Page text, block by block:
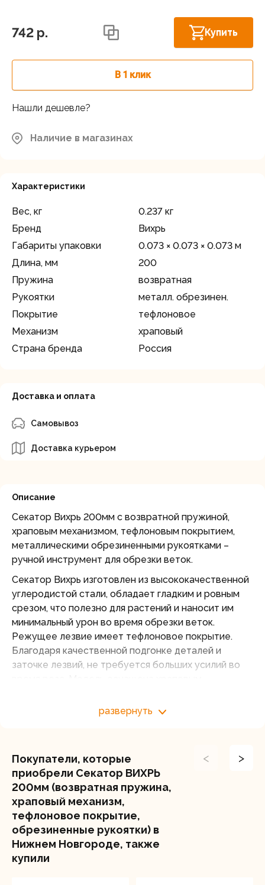
742 p. Купить
В 1 клик
Нашли дешевле?
Наличие в магазинах
Характеристики
Вес, кг
0.237 кг
Бренд
Вихрь
Габариты упаковки
0.073 × 0.073 × 0.073 м
Длина, мм
200
Пружина
возвратная
Рукоятки
металл. обрезинен.
Покрытие
тефлоновое
Механизм
храповый
Страна бренда
Россия
Доставка и оплата
Самовывоз
Доставка курьером
Описание
Секатор Вихрь 200мм с возвратной пружиной,
храповым механизмом, тефлоновым покрытием,
металлическими обрезиненными рукоятками –
ручной инструмент для обрезки веток.
Секатор Вихрь изготовлен из высококачественной
углеродистой стали, обладает гладким и ровным
срезом, что полезно для растений и наносит им
минимальный урон во время обрезки веток.
Режущее лезвие имеет тефлоновое покрытие.
Благодаря качественной подгонке деталей и
заточке лезвий, не требуется больших усилий во
ветки обрезать с минимальным усилием. Секатор
Секатором Вихрь можно обрезать ветки
диаметром даже до 30 мм.
развернуть
Покупатели, которые
приобрели Секатор ВИХРЬ
200мм (возвратная пружина,
храповый механизм,
тефлоновое покрытие,
обрезиненные рукоятки) в
Нижнем Новгороде, также
купили
< >